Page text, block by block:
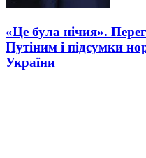
«Це була нічия».
Путіним і підсумки
України